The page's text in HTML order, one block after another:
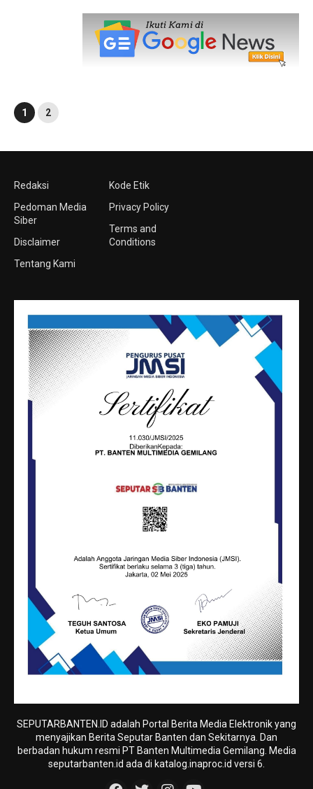
1 2
Redaksi
Pedoman Media
Siber
Disclaimer
Tentang Kami
Kode Etik
Privacy Policy
Terms and
Conditions
SEPUTARBANTEN.ID adalah Portal Berita Media Elektronik yang
menyajikan Berita Seputar Banten dan Sekitarnya. Dan
berbadan hukum resmi PT Banten Multimedia Gemilang. Media
seputarbanten.id ada di katalog.inaproc.id versi 6.